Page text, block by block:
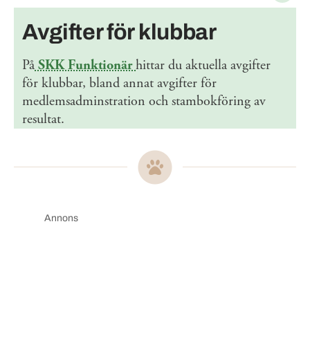
Avgifter för klubbar
PåSKK Funktionärhittar du aktuella avgifter
för klubbar, bland annat avgifter för
medlemsadminstration och stambokföring av
resultat.
Annons